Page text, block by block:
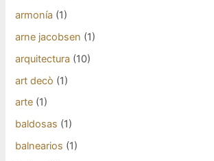
armonía (1)
arne jacobsen (1)
arquitectura (10)
art decò (1)
arte (1)
baldosas (1)
balnearios (1)